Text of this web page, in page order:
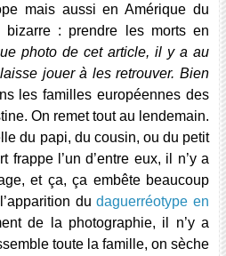
mais aussi en Amérique du
bizarre : prendre les morts en
photo de cet article, il y a au
jouer à les retrouver. Bien
les familles européennes des
On remet tout au lendemain.
du papi, du cousin, ou du petit
l’un d’entre eux, il n’y a
et ça, ça embête beaucoup
dudaguerréotype en
de la photographie, il n’y a
toute la famille, on sèche